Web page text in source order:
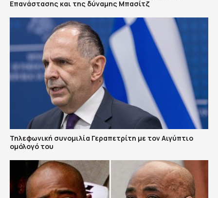
Επανάστασης και της δύναμης Μπασίτζ
Τηλεφωνική συνομιλία Γεραπετρίτη με τον Αιγύπτιο
ομόλογό του